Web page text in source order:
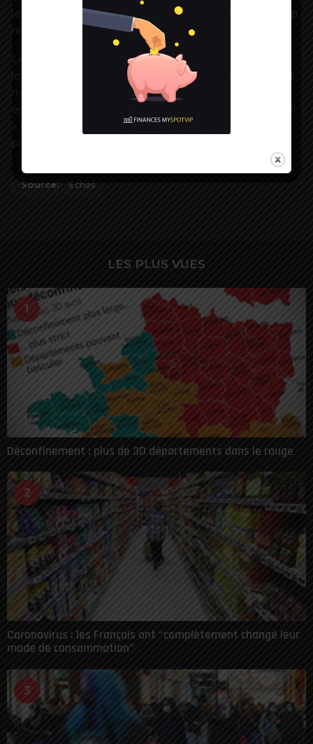
les aident à s’équiper, son recours pourrait du coup
rester facultatif.
Le président de l’Union nationale des missions
locales, Stéphane Valli, voit cela d’un bon oeil. Tout
moyen supplémentaire pour informer les jeunes
« reste un point d’accès parmi d’autres » pour ne
Source: Echos
LES PLUS VUES
1
Déconfinement : plus de 30 départements dans le rouge
2
Coronavirus : les Français ont “complètement changé leur
mode de consommation”
3